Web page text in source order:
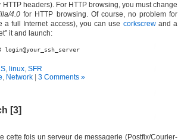
headers). For HTTP browsing, you must change
4.0 for HTTP browsing. Of course, no problem for
a full Internet access), you can use corkscrewand a
it and launch:
login@your_ssh_server
, linux, SFR
, Network 3 Comments »
[3]
cette fois un serveur de messagerie (Postfix/Courier-